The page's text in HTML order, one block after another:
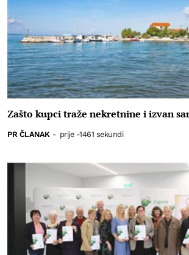
Zašto kupci traže nekretnine i izvan
PR ČLANAK - prije -1461 sekundi